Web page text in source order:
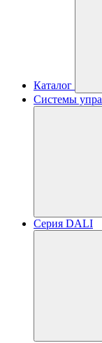
Каталог
Системы
Серия DALI